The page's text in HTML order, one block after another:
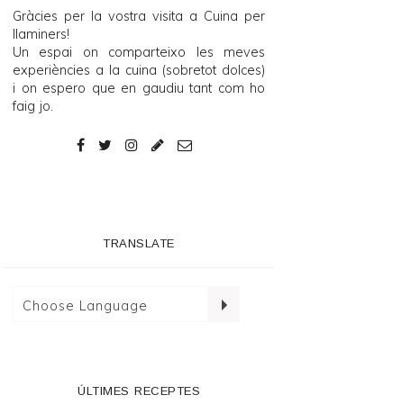
Gràcies per la vostra visita a Cuina per
llaminers!
Un espai on comparteixo les meves
experiències a la cuina (sobretot dolces)
i on espero que en gaudiu tant com ho
faig jo.
TRANSLATE
ÚLTIMES RECEPTES